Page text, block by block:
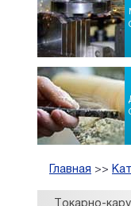
Главная >>
Tокарнo-